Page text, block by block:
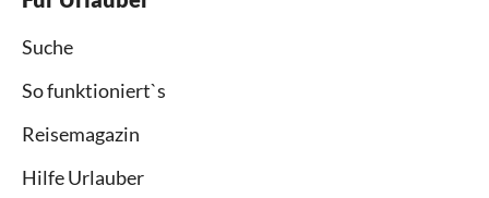
Suche
So funktioniert`s
Reisemagazin
Hilfe Urlauber